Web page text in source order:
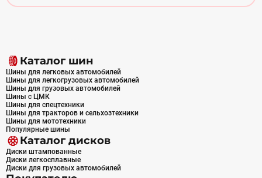
Каталог шин
Шины для легковых автомобилей
Шины для легкогрузовых автомобилей
Шины для грузовых автомобилей
Шины с ЦМК
Шины для спецтехники
Шины для тракторов и сельхозтехники
Шины для мототехники
Популярные шины
Каталог дисков
Диски штампованные
Диски легкосплавные
Диски для грузовых автомобилей